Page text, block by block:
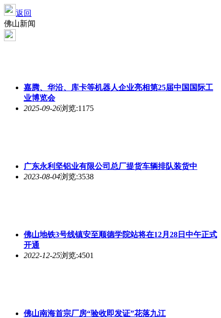
返回
佛山新闻
嘉腾、华沿、库卡等机器人企业亮相第25届中国国际工
业博览会
2025-09-26浏览:1175
广东永利坚铝业有限公司总厂提货车辆排队装货中
2023-08-04浏览:3538
佛山地铁3号线镇安至顺德学院站将在12月28日中午正式
开通
2022-12-25浏览:4501
佛山南海首宗厂房“验收即发证”花落九江